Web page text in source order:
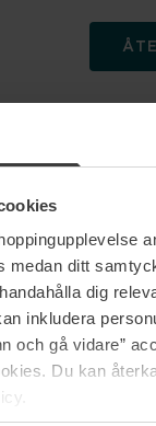
medan ditt
dig
inkludera
och gå vidare”
Du kan